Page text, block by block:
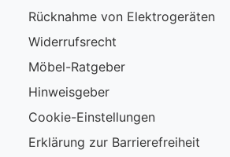
Rücknahme von Elektrogeräten
Widerrufsrecht
Möbel-Ratgeber
Hinweisgeber
Cookie-Einstellungen
Erklärung zur Barrierefreiheit